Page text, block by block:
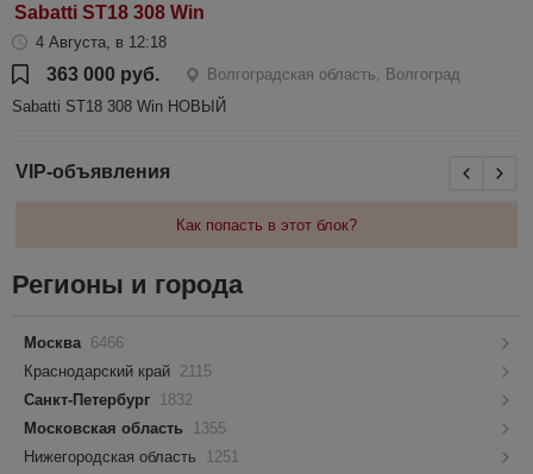
Sabatti ST18 308 Win
4 Августа, в 12:18
363 000 руб.
Волгоградская область, Волгоград
Sabatti ST18 308 Win НОВЫЙ
VIP-объявления
Как попасть в этот блок?
Регионы и города
Москва 6466
Краснодарский край 2115
Санкт-Петербург
1832
Московская область
1355
Нижегородская область
1251